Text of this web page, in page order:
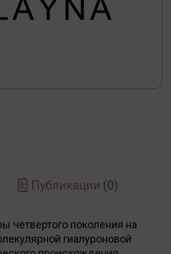
Публикации (0)
четвертого поколения на
гиалуроновой